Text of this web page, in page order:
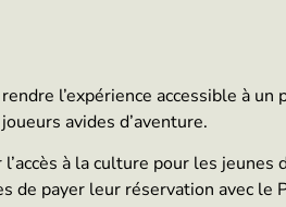
l’expérience accessible à
avides d’aventure.
à la culture pour les jeunes
de payer leur réservation avec